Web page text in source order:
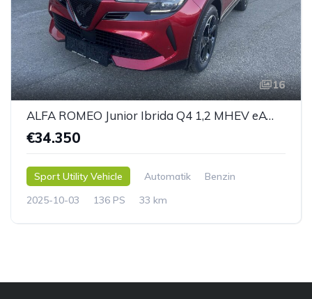
16
ALFA ROMEO Junior Ibrida Q4 1,2 MHEV eAWD e-DCT6
€34.350
Sport Utility Vehicle Automatik
Benzin
2025-10-03
136 PS 33 km